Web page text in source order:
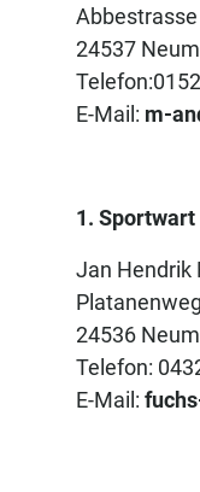
Abbestrasse
24537
E-Mail: m-
1. Sportwart
Jan Hendrik
24536
Telefon:
E-Mail: